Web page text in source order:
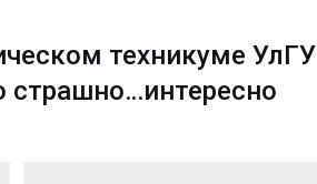
техникуме УлГУ